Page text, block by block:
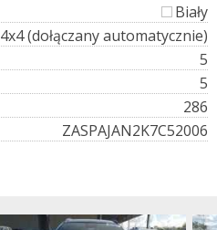
Biały
4x4 (dołączany automatycznie)
5
5
286
ZASPAJAN2K7C52006